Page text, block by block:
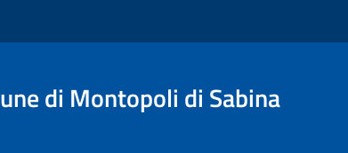
di Montopoli di Sabina